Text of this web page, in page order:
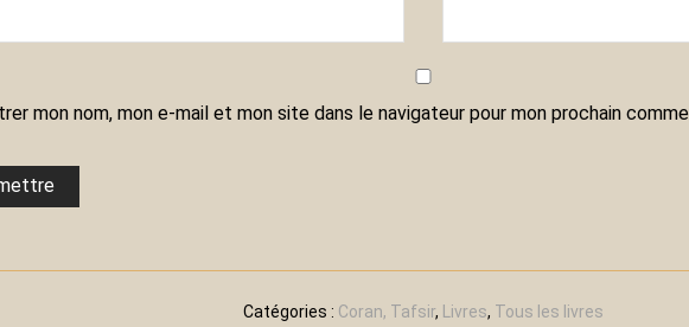
mon nom, mon e-mail et mon site dans le navigateur pour mon prochain
Catégories : Coran, Tafsir, Livres, Tous les livres